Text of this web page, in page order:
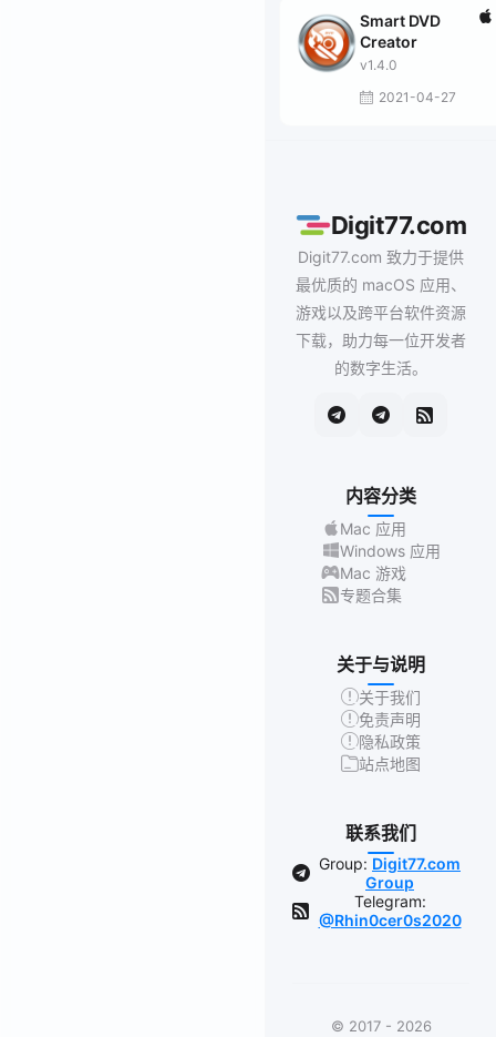
Smart DVD
Creator
v1.4.0
2021-04-27
Digit77.com
Digit77.com 致力于提供
最优质的 macOS 应用、
游戏以及跨平台软件资源
下载，助力每一位开发者
的数字生活。
内容分类
Mac 应用
Windows 应用
Mac 游戏
专题合集
关于与说明
关于我们
免责声明
隐私政策
站点地图
联系我们
Group: Digit77.com
Group
Telegram:
@Rhin0cer0s2020
© 2017 - 2026